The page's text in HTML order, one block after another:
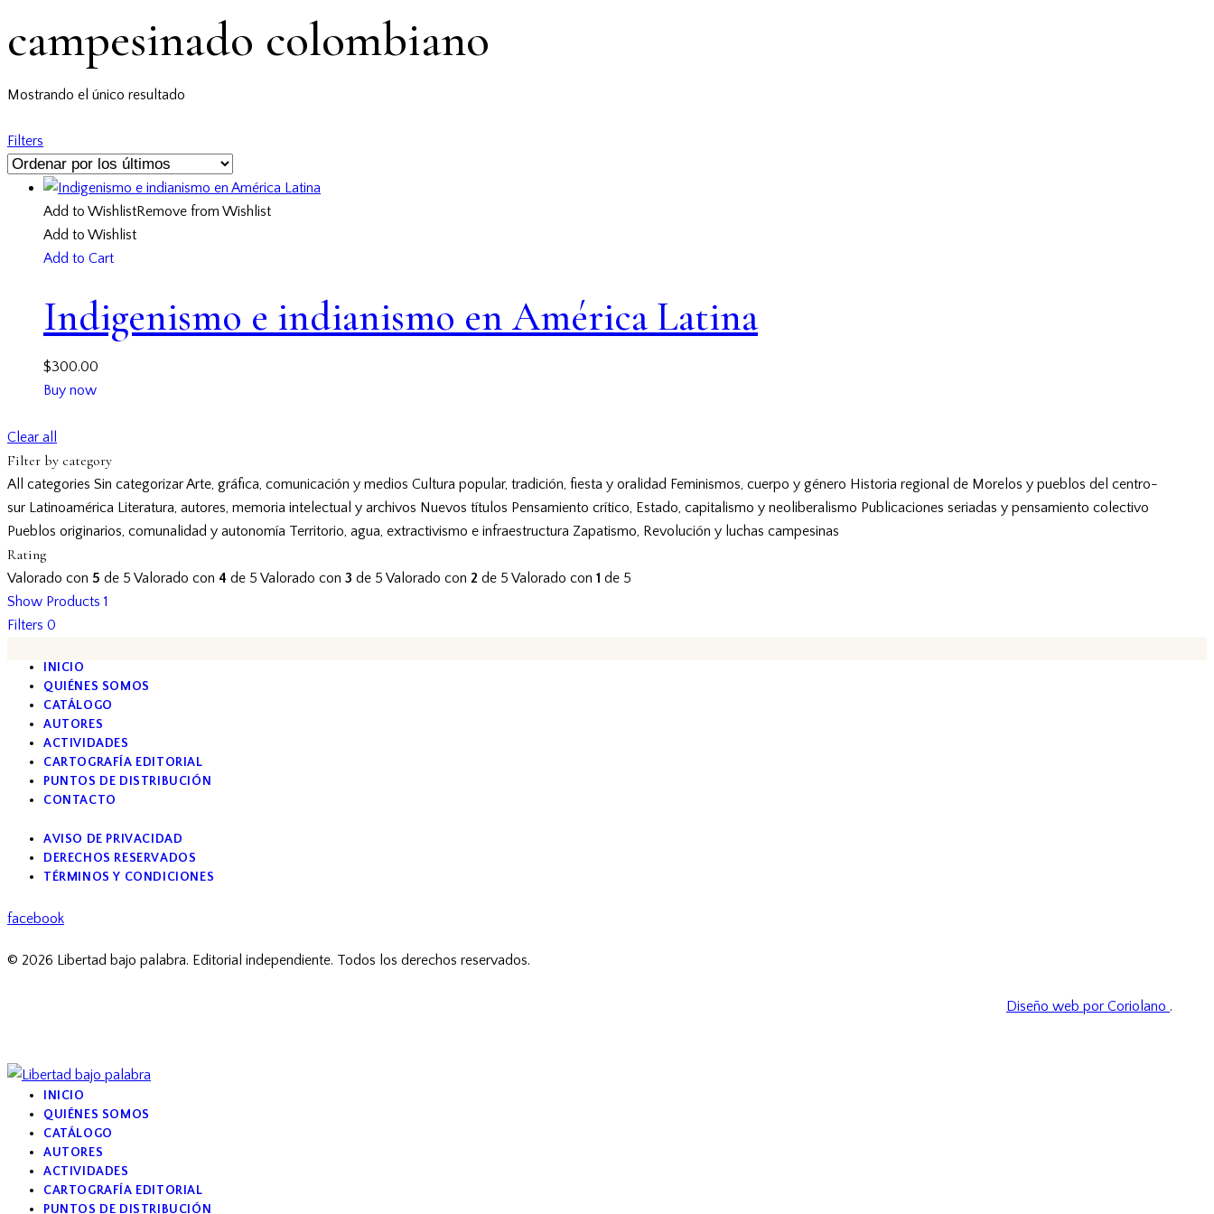
campesinado colombiano
Mostrando el único resultado
Filters
Add to WishlistRemove from Wishlist
Add to Wishlist
Add to Cart
Indigenismo e indianismo en América Latina
$300.00
Buy now
Clear all
Filter by category
All categories Sin categorizarArte, gráfica, comunicación y medios Cultura popular, tradición, fiesta y oralidad Feminismos, cuerpo y género Historia regional de Morelos y pueblos del centro-
sur Latinoamérica Literatura, autores, memoria intelectual y archivos Nuevos títulos Pensamiento crítico, Estado, capitalismo y neoliberalismo Publicaciones seriadas y pensamiento colectivo
Pueblos originarios, comunalidad y autonomía Territorio, agua, extractivismo e infraestructura Zapatismo, Revolución y luchas campesinas
Rating
Valorado con 5 de 5 Valorado con 4 de 5 Valorado con 3 de 5 Valorado con 2 de 5 Valorado con 1 de 5
Show Products 1
Filters 0
INICIO
QUIÉNES SOMOS
CATÁLOGO
AUTORES
ACTIVIDADES
CARTOGRAFÍA EDITORIAL
PUNTOS DE DISTRIBUCIÓN
CONTACTO
AVISO DE PRIVACIDAD
DERECHOS RESERVADOS
TÉRMINOS Y CONDICIONES
facebook
© 2026 Libertad bajo palabra. Editorial independiente. Todos los derechos reservados.
Diseño web por Coriolano .
INICIO
QUIÉNES SOMOS
CATÁLOGO
AUTORES
ACTIVIDADES
CARTOGRAFÍA EDITORIAL
PUNTOS DE DISTRIBUCIÓN